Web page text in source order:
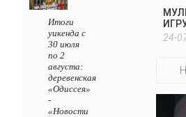
Итоги
уикенда с
30 июля
по 2
августа:
деревенская
«Одиссея»
-
«Новости
24-